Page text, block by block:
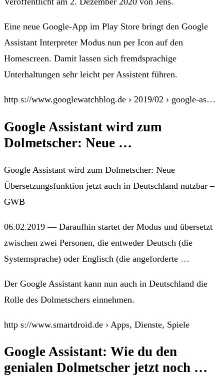
Eine neue Google-App im Play Store bringt den Google
Assistant Interpreter Modus nun per Icon auf den
Homescreen. Damit lassen sich fremdsprachige
Unterhaltungen sehr leicht per Assistent führen.
http s://www.googlewatchblog.de › 2019/02 › google-as…
Google Assistant wird zum
Dolmetscher: Neue …
Google Assistant wird zum Dolmetscher: Neue
Übersetzungsfunktion jetzt auch in Deutschland nutzbar –
GWB
06.02.2019 — Daraufhin startet der Modus und übersetzt
zwischen zwei Personen, die entweder Deutsch (die
Systemsprache) oder Englisch (die angeforderte …
Der Google Assistant kann nun auch in Deutschland die
Rolle des Dolmetschers einnehmen.
http s://www.smartdroid.de › Apps, Dienste, Spiele
Google Assistant: Wie du den
genialen Dolmetscher jetzt noch …